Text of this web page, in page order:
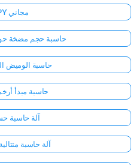
حلال APY مجاني
حاسبة حجم مضخة
حاسبة الوميض
حاسبة مبدأ
آلة حاسبة
آلة حاسبة